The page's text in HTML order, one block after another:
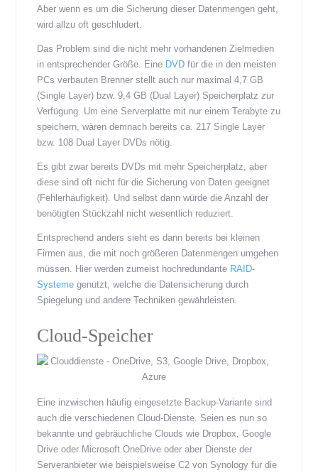
Aber wenn es um die Sicherung dieser Datenmengen geht,
wird allzu oft geschludert.
Das Problem sind die nicht mehr vorhandenen Zielmedien
in entsprechender Größe. Eine DVD für die in den meisten
PCs verbauten Brenner stellt auch nur maximal 4,7 GB
(Single Layer) bzw. 9,4 GB (Dual Layer) Speicherplatz zur
Verfügung. Um eine Serverplatte mit nur einem Terabyte zu
speichern, wären demnach bereits ca. 217 Single Layer
bzw. 108 Dual Layer DVDs nötig.
Es gibt zwar bereits DVDs mit mehr Speicherplatz, aber
diese sind oft nicht für die Sicherung von Daten geeignet
(Fehlerhäufigkeit). Und selbst dann würde die Anzahl der
benötigten Stückzahl nicht wesentlich reduziert.
Entsprechend anders sieht es dann bereits bei kleinen
Firmen aus, die mit noch größeren Datenmengen umgehen
müssen. Hier werden zumeist hochredundante RAID-
Systeme genutzt, welche die Datensicherung durch
Spiegelung und andere Techniken gewährleisten.
Cloud-Speicher
Eine inzwischen häufig eingesetzte Backup-Variante sind
auch die verschiedenen Cloud-Dienste. Seien es nun so
bekannte und gebräuchliche Clouds wie Dropbox, Google
Drive oder Microsoft OneDrive oder aber Dienste der
Serveranbieter wie beispielsweise C2 von Synology für die